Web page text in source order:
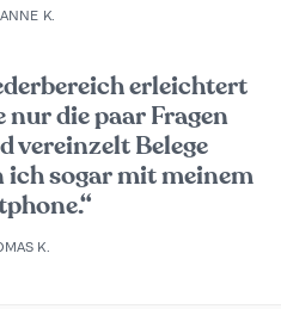
K.
erleichtert
nur die paar Fragen
vereinzelt Belege
ich sogar mit meinem
K.